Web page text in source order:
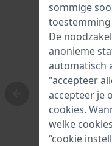
sommige
De
anonieme
automatisch
"accepteer
accepteer je
cookies.
welke
“cookie